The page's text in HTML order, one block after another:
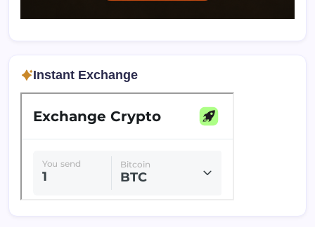
Instant Exchange